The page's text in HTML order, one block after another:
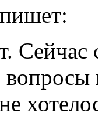
пишет:
Сейчас